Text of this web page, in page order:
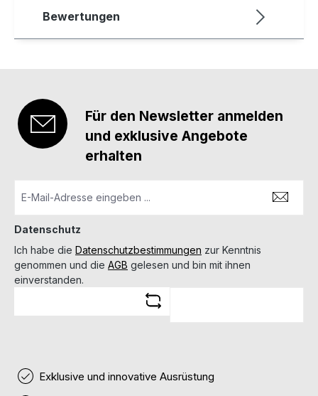
Bewertungen
Für den Newsletter anmelden
und exklusive Angebote
erhalten
Datenschutz
Ich habe die Datenschutzbestimmungen zur Kenntnis
genommen und die AGB gelesen und bin mit ihnen
einverstanden.
Exklusive und innovative Ausrüstung